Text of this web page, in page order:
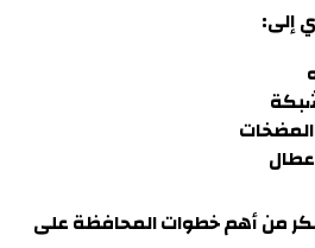
إلى:
من أهم خطوات المحافظة على